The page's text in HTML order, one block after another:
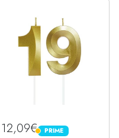
12,09€ PRIME
PRIME